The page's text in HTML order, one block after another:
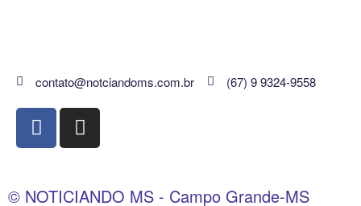
contato@notciandoms.com.br (67) 9 9324-9558
© NOTICIANDO MS - Campo Grande-MS